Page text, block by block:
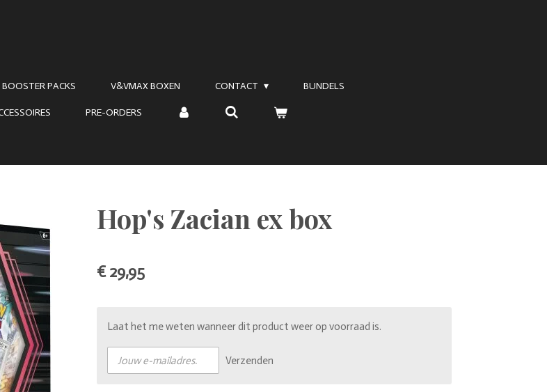
BOOSTER PACKS V&VMAX BOXEN CONTACT BUNDELS
PRE-ORDERS
Hop's Zacian ex box
€ 29,95
Laat het me weten wanneer dit product weer op voorraad is.
Verzenden